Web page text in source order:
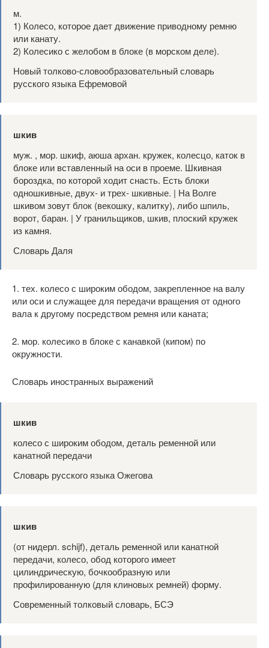
м.
1) Колесо, которое дает движение приводному ремню
или канату.
2) Колесико с желобом в блоке (в морском деле).
Новый толково-словообразовательный словарь
русского языка Ефремовой
шкив
муж. , мор. шкиф, аюша архан. кружек, колесцо, каток в
блоке или вставленный на оси в проеме. Шкивная
бороздка, по которой ходит снасть. Есть блоки
одношкивные, двух- и трех- шкивные. | На Волге
шкивом зовут блок (векошку, калитку), либо шпиль,
ворот, баран. | У гранильщиков, шкив, плоский кружек
из камня.
Словарь Даля
1. тех. колесо с широким ободом, закрепленное на валу
или оси и служащее для передачи вращения от одного
вала к другому посредством ремня или каната;
2. мор. колесико в блоке с канавкой (кипом) по
окружности.
Словарь иностранных выражений
шкив
колесо с широким ободом, деталь ременной или
канатной передачи
Словарь русского языка Ожегова
шкив
(от нидерл. schijf), деталь ременной или канатной
передачи, колесо, обод которого имеет
цилиндрическую, бочкообразную или
профилированную (для клиновых ремней) форму.
Современный толковый словарь, БСЭ